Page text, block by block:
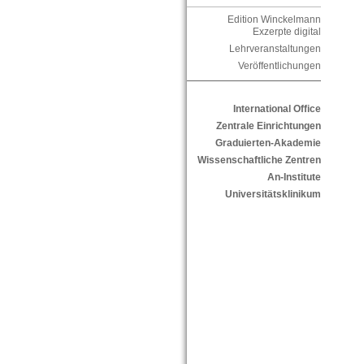
Edition Winckelmann
Exzerpte digital
Lehrveranstaltungen
Veröffentlichungen
International Office
Zentrale Einrichtungen
Graduierten-Akademie
Wissenschaftliche Zentren
An-Institute
Universitätsklinikum